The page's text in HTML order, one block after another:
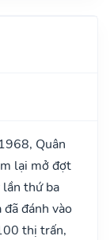
Quân
lại mở đợt
thứ ba
đánh vào
thị trấn,